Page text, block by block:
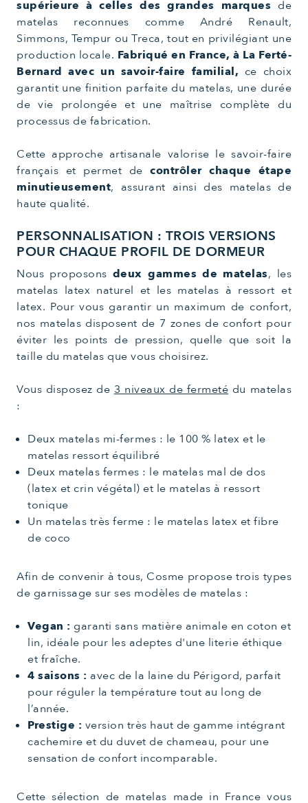
supérieure à celles des grandes marques de
matelas reconnues comme André Renault,
Simmons, Tempur ou Treca, tout en privilégiant une
production locale. Fabriqué en France, à La Ferté-
Bernard avec un savoir-faire familial, ce choix
garantit une finition parfaite du matelas, une durée
de vie prolongée et une maîtrise complète du
processus de fabrication.
Cette approche artisanale valorise le savoir-faire
français et permet de contrôler chaque étape
minutieusement, assurant ainsi des matelas de
haute qualité.
PERSONNALISATION : TROIS VERSIONS
POUR CHAQUE PROFIL DE DORMEUR
Nous proposons deux gammes de matelas, les
matelas latex naturel et les matelas à ressort et
latex. Pour vous garantir un maximum de confort,
nos matelas disposent de 7 zones de confort pour
éviter les points de pression, quelle que soit la
taille du matelas que vous choisirez.
Vous disposez de 3 niveaux de fermeté du matelas
:
Deux matelas mi-fermes : le 100 % latex et le
matelas ressort équilibré
Deux matelas fermes : le matelas mal de dos
(latex et crin végétal) et le matelas à ressort
tonique
Un matelas très ferme : le matelas latex et fibre
de coco
Afin de convenir à tous, Cosme propose trois types
de garnissage sur ses modèles de matelas :
Vegan : garanti sans matière animale en coton et
lin, idéale pour les adeptes d'une literie éthique
et fraîche.
4 saisons : avec de la laine du Périgord, parfait
pour réguler la température tout au long de
l’année.
Prestige : version très haut de gamme intégrant
cachemire et du duvet de chameau, pour une
sensation de confort incomparable.
Cette sélection de matelas made in France vous